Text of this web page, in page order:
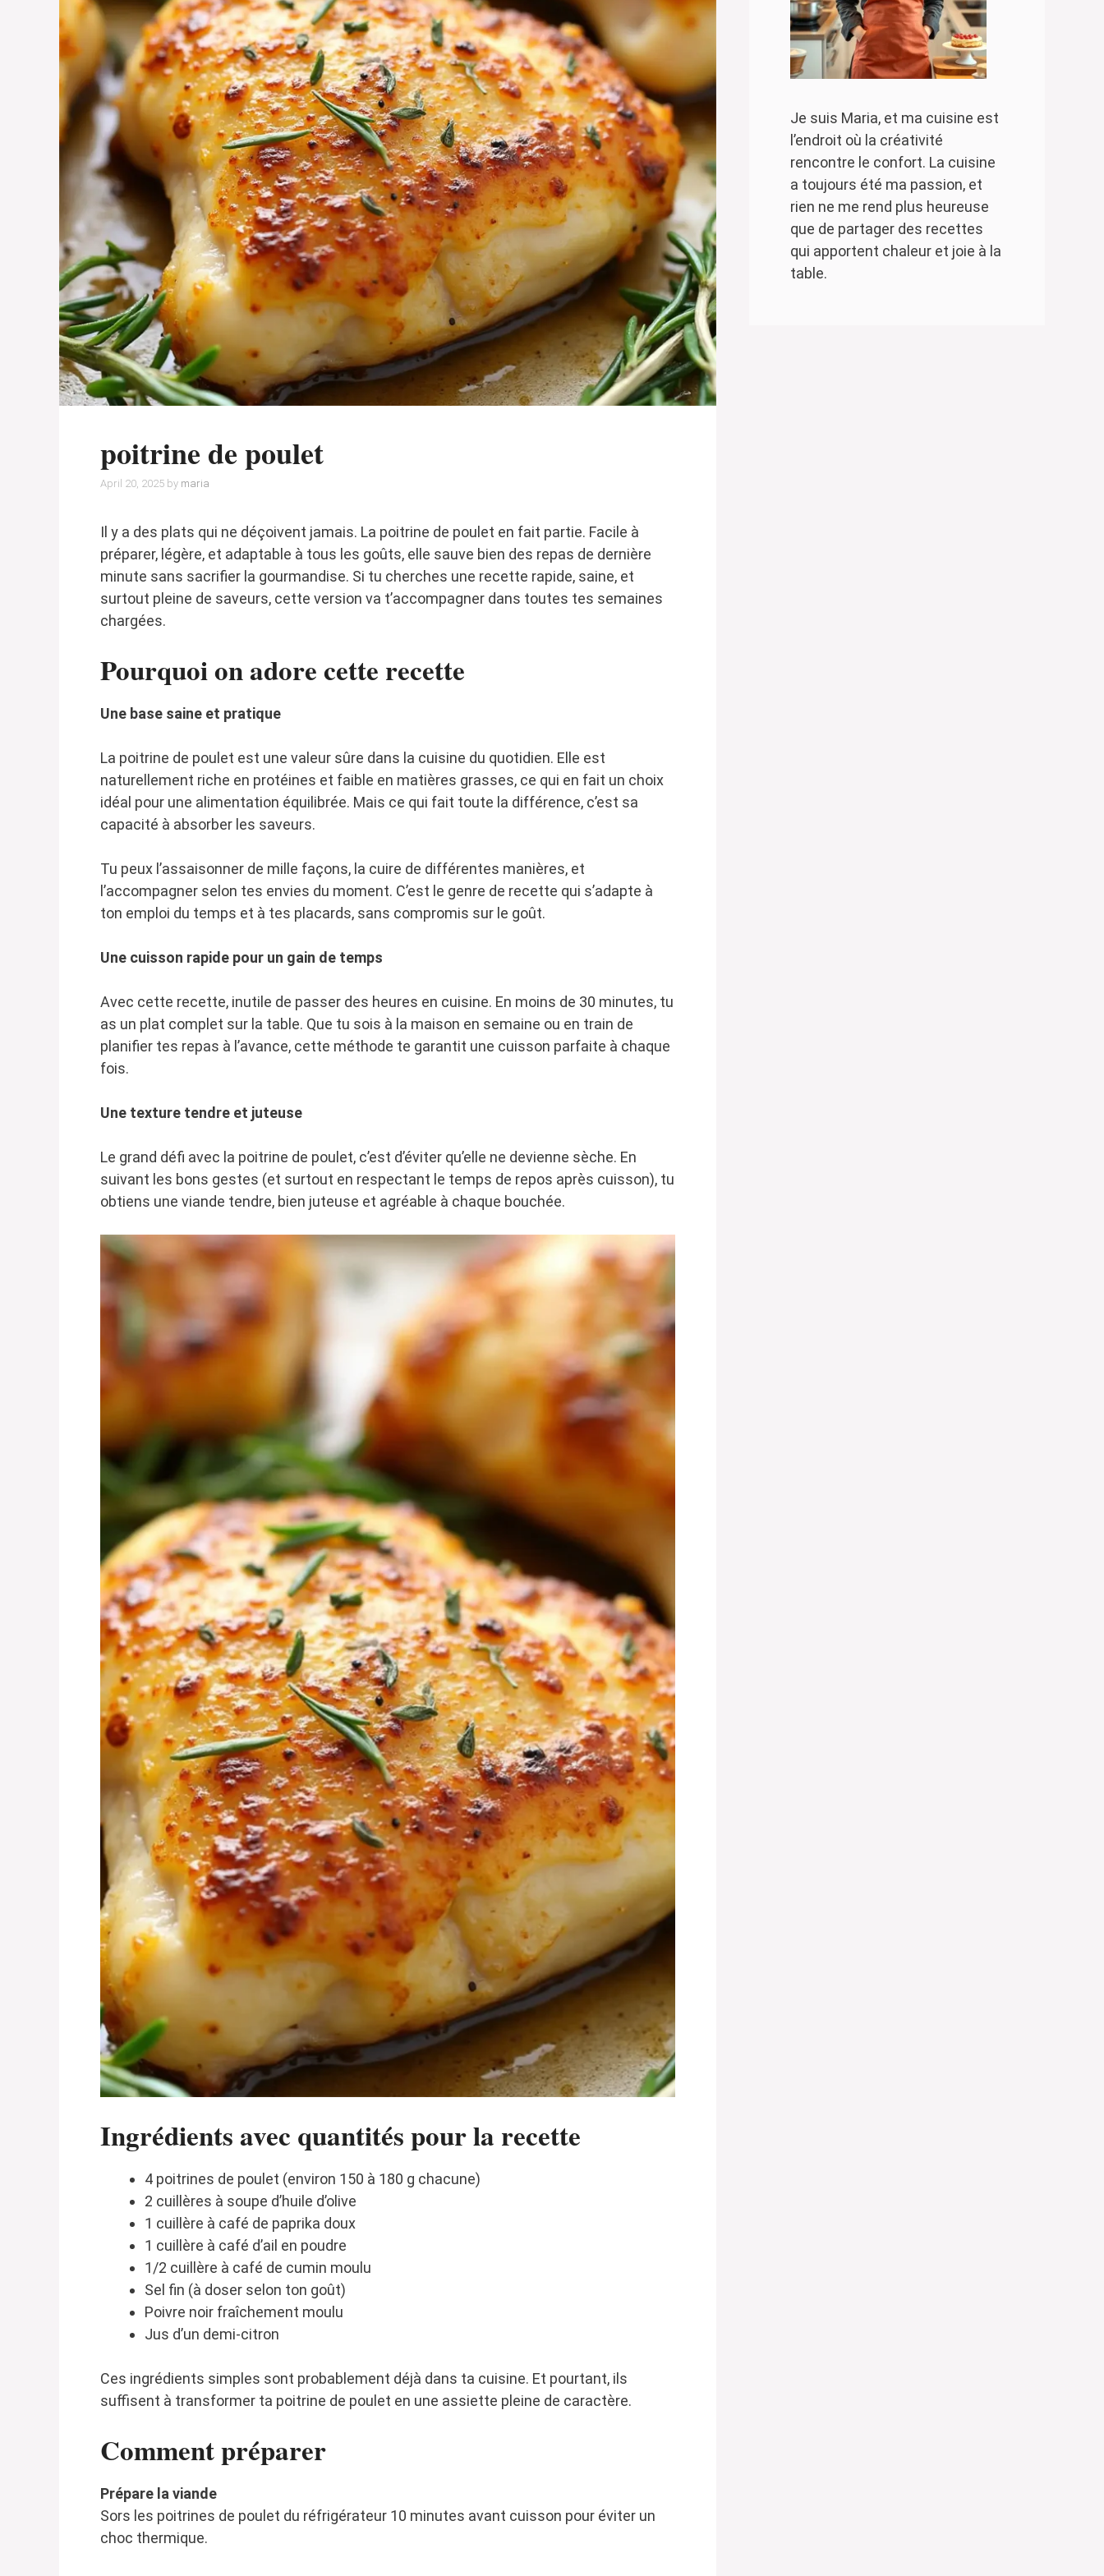
poitrine de poulet
April 20, 2025 by maria
Il y a des plats qui ne déçoivent jamais. La poitrine de poulet en fait partie. Facile à
préparer, légère, et adaptable à tous les goûts, elle sauve bien des repas de dernière
minute sans sacrifier la gourmandise. Si tu cherches une recette rapide, saine, et
surtout pleine de saveurs, cette version va t’accompagner dans toutes tes semaines
chargées.
Pourquoi on adore cette recette
Une base saine et pratique
La poitrine de poulet est une valeur sûre dans la cuisine du quotidien. Elle est
naturellement riche en protéines et faible en matières grasses, ce qui en fait un choix
idéal pour une alimentation équilibrée. Mais ce qui fait toute la différence, c’est sa
capacité à absorber les saveurs.
Tu peux l’assaisonner de mille façons, la cuire de différentes manières, et
l’accompagner selon tes envies du moment. C’est le genre de recette qui s’adapte à
ton emploi du temps et à tes placards, sans compromis sur le goût.
Une cuisson rapide pour un gain de temps
Avec cette recette, inutile de passer des heures en cuisine. En moins de 30 minutes, tu
as un plat complet sur la table. Que tu sois à la maison en semaine ou en train de
planifier tes repas à l’avance, cette méthode te garantit une cuisson parfaite à chaque
fois.
Une texture tendre et juteuse
Le grand défi avec la poitrine de poulet, c’est d’éviter qu’elle ne devienne sèche. En
suivant les bons gestes (et surtout en respectant le temps de repos après cuisson), tu
obtiens une viande tendre, bien juteuse et agréable à chaque bouchée.
Ingrédients avec quantités pour la recette
4 poitrines de poulet (environ 150 à 180 g chacune)
2 cuillères à soupe d’huile d’olive
1 cuillère à café de paprika doux
1 cuillère à café d’ail en poudre
1/2 cuillère à café de cumin moulu
Sel fin (à doser selon ton goût)
Poivre noir fraîchement moulu
Jus d’un demi-citron
Ces ingrédients simples sont probablement déjà dans ta cuisine. Et pourtant, ils
suffisent à transformer ta poitrine de poulet en une assiette pleine de caractère.
Comment préparer
Prépare la viande
Sors les poitrines de poulet du réfrigérateur 10 minutes avant cuisson pour éviter un
choc thermique.
Je suis Maria, et ma cuisine est
l’endroit où la créativité
rencontre le confort. La cuisine
a toujours été ma passion, et
rien ne me rend plus heureuse
que de partager des recettes
qui apportent chaleur et joie à la
table.